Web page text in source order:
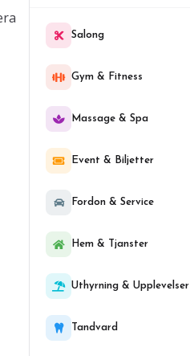
Salong
Gym & Fitness
Massage & Spa
Event & Biljetter
Fordon & Service
Hem & Tjanster
Uthyrning & Upplevelser
Tandvard